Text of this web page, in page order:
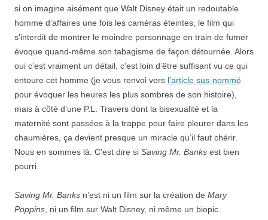
si on imagine aisément que Walt Disney était un redoutable
homme d’affaires une fois les caméras éteintes, le film qui
s’interdit de montrer le moindre personnage en train de fumer
évoque quand-même son tabagisme de façon détournée. Alors
oui c’est vraiment un détail, c’est loin d’être suffisant vu ce qui
entoure cet homme (je vous renvoi vers l’article sus-nommé
pour évoquer les heures les plus sombres de son histoire),
mais à côté d’une P.L. Travers dont la bisexualité et la
maternité sont passées à la trappe pour faire pleurer dans les
chaumières, ça devient presque un miracle qu’il faut chérir.
Nous en sommes là. C’est dire si Saving Mr. Banks est bien
pourri.
Saving Mr. Banks n’est ni un film sur la création de Mary
Poppins , ni un film sur Walt Disney, ni même un biopic